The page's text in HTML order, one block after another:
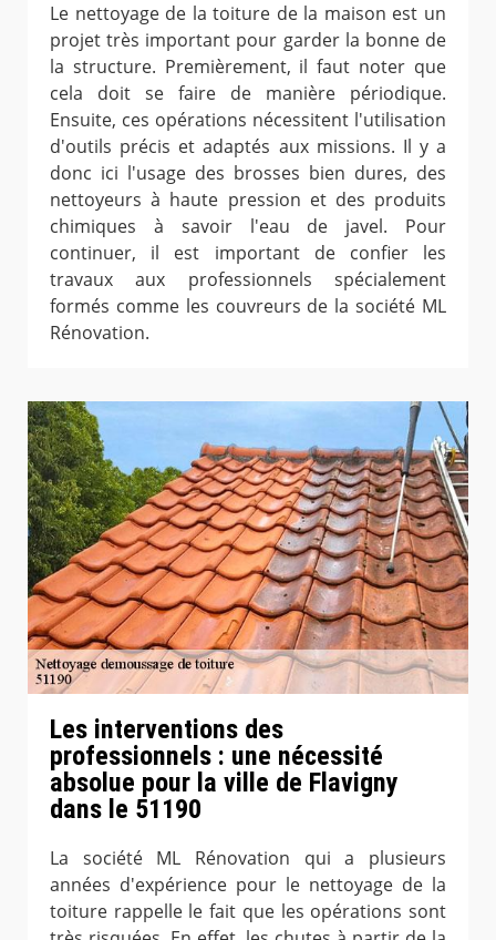
Le nettoyage de la toiture de la maison est un
projet très important pour garder la bonne de
la structure. Premièrement, il faut noter que
cela doit se faire de manière périodique.
Ensuite, ces opérations nécessitent l'utilisation
d'outils précis et adaptés aux missions. Il y a
donc ici l'usage des brosses bien dures, des
nettoyeurs à haute pression et des produits
chimiques à savoir l'eau de javel. Pour
continuer, il est important de confier les
travaux aux professionnels spécialement
formés comme les couvreurs de la société ML
Rénovation.
Les interventions des
professionnels : une nécessité
absolue pour la ville de Flavigny
dans le 51190
La société ML Rénovation qui a plusieurs
années d'expérience pour le nettoyage de la
toiture rappelle le fait que les opérations sont